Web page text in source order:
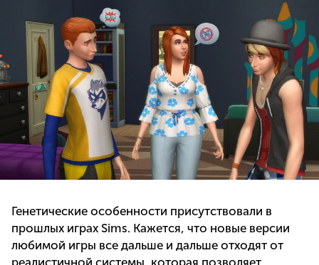
Генетические особенности присутствовали в
прошлых играх Sims. Кажется, что новые версии
любимой игры все дальше и дальше отходят от
реалистичной системы, которая позволяет